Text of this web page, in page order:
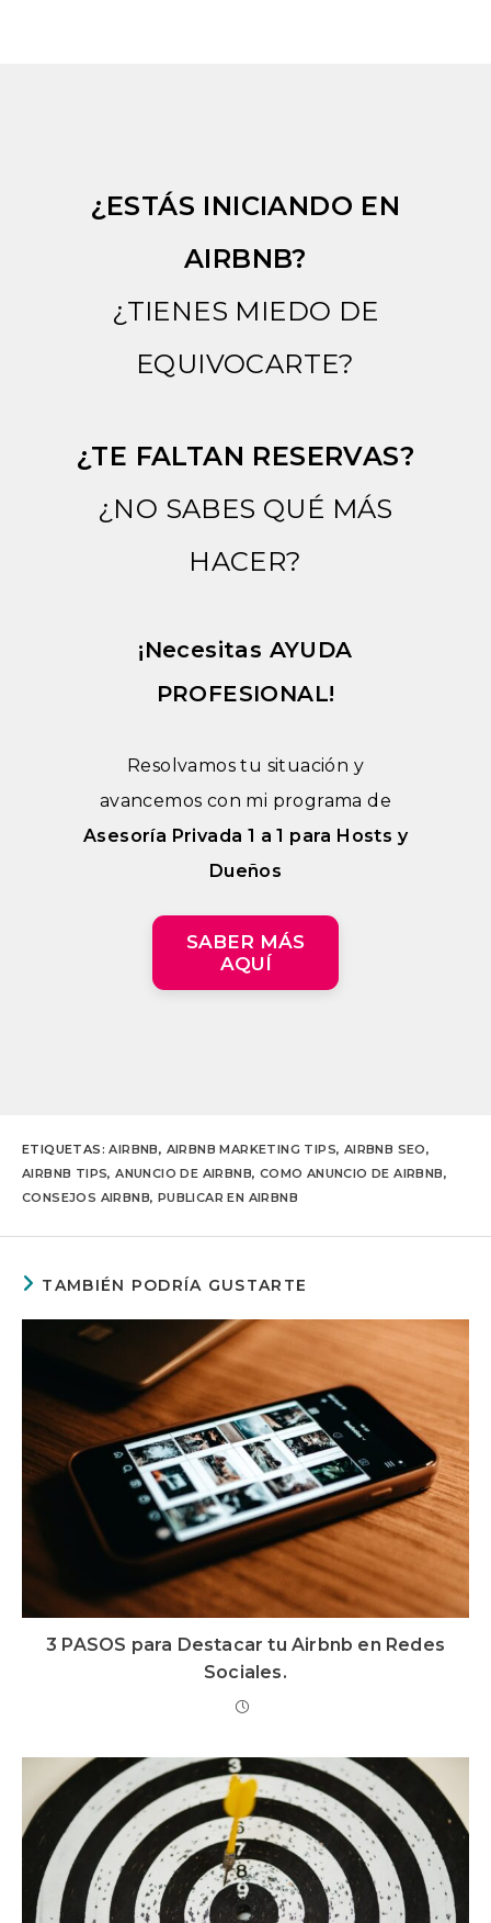
¿ESTÁS INICIANDO EN
AIRBNB?
¿TIENES MIEDO DE
EQUIVOCARTE?
¿TE FALTAN RESERVAS?
¿NO SABES QUÉ MÁS
HACER?
¡Necesitas AYUDA
PROFESIONAL!
Resolvamos tu situación y
avancemos con mi programa de
Asesoría Privada 1 a 1 para Hosts y
Dueños
SABER MÁS
AQUÍ
ETIQUETAS:AIRBNB, AIRBNB MARKETING TIPS, AIRBNB SEO,
AIRBNB TIPS, ANUNCIO DE AIRBNB, COMO ANUNCIO DE AIRBNB,
CONSEJOS AIRBNB, PUBLICAR EN AIRBNB
TAMBIÉN PODRÍA GUSTARTE
3 PASOS para Destacar tu Airbnb en Redes
Sociales.